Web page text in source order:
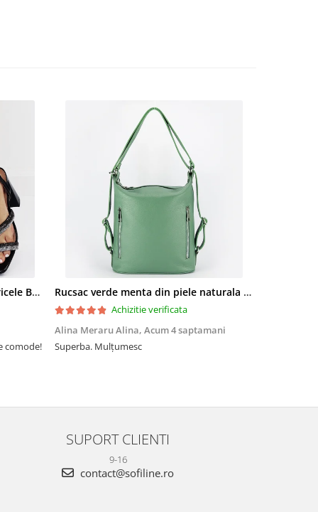
Sandale elegante negre cu pietricele BZF8778 M12
comode!
Rucsac verde menta din piele naturala 2 in 1 Lucia 121
Achizitie verificata
Alina Meraru Alina, Acum 4 saptamani
Superba. Mulțumesc
SUPORT CLIENTI
9-16
contact@sofiline.ro